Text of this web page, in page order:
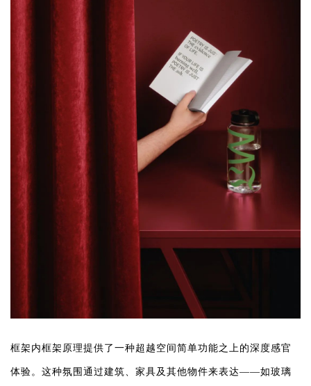
框架内框架原理提供了一种超越空间简单功能之上的深度感官
体验。这种氛围通过建筑、家具及其他物件来表达——如玻璃